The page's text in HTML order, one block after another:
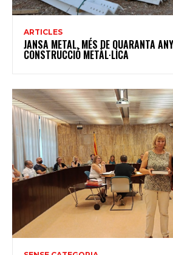
ARTICLES
JANSA METAL, MÉS DE QUARANTA
CONSTRUCCIÓ METÀL·LICA